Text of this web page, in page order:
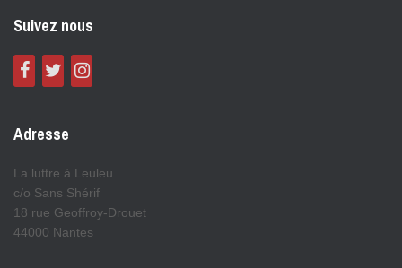
Suivez nous
Adresse
La luttre à Leuleu
c/o Sans Shérif
18 rue Geoffroy-Drouet
44000 Nantes